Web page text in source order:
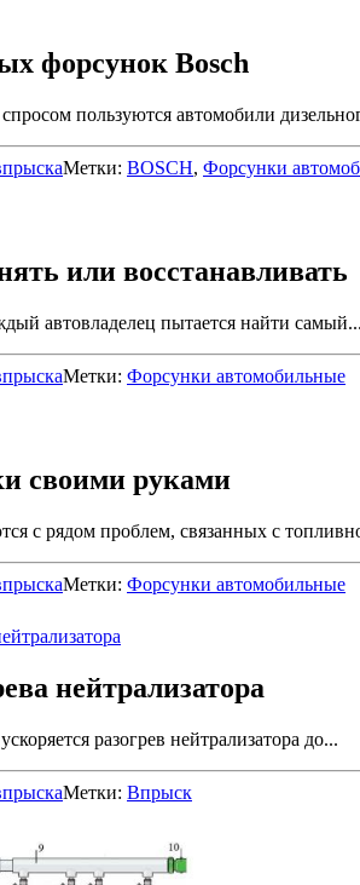
форсунок Bosch
пользуются автомобили
Метки: BOSCH, Форсунки
или восстанавливать
автовладелец пытается найти самый...
Метки: Форсунки автомобильные
своими руками
с рядом проблем, связанных с
Метки: Форсунки автомобильные
нейтрализатора
разогрев нейтрализатора до...
Метки: Впрыск